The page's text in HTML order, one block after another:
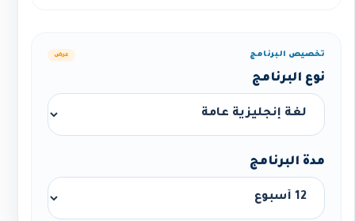
تخصيص البرنامج عرض
نوع البرنامج
مدة البرنامج